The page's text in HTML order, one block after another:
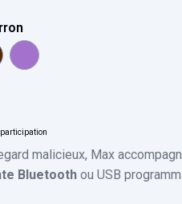
participation
malicieux, Max
Bluetooth ou USB